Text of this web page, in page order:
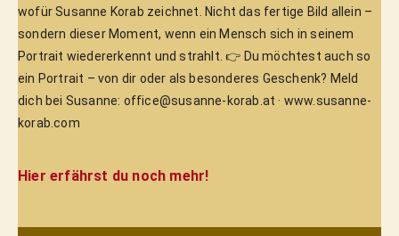
wofür Susanne Korab zeichnet. Nicht das fertige Bild allein –
sondern dieser Moment, wenn ein Mensch sich in seinem
Portrait wiedererkennt und strahlt. 👉 Du möchtest auch so
ein Portrait – von dir oder als besonderes Geschenk? Meld
dich bei Susanne: office@susanne-korab.at · www.susanne-
korab.com
Hier erfährst du noch mehr!